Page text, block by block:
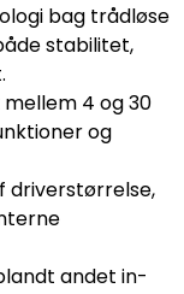
bag trådløse
stabilitet,
4 og 30
og
andet in-